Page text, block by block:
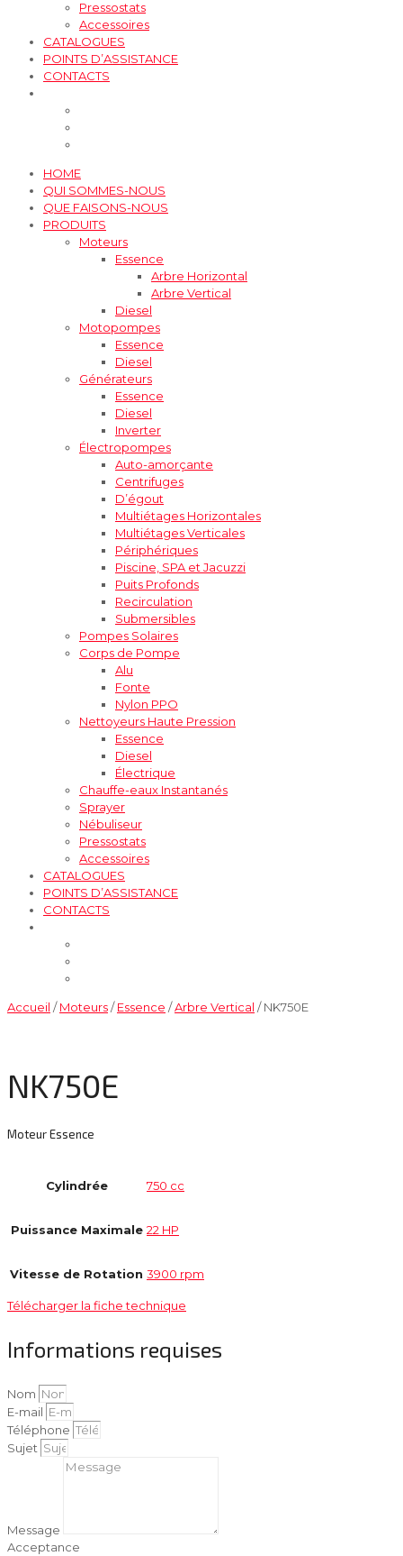
Pressostats
Accessoires
CATALOGUES
POINTS D’ASSISTANCE
CONTACTS
HOME
QUI SOMMES-NOUS
QUE FAISONS-NOUS
PRODUITS
Moteurs
Essence
Arbre Horizontal
Arbre Vertical
Diesel
Motopompes
Essence
Diesel
Générateurs
Essence
Diesel
Inverter
Électropompes
Auto-amorçante
Centrifuges
D’égout
Multiétages Horizontales
Multiétages Verticales
Périphériques
Piscine, SPA et Jacuzzi
Puits Profonds
Recirculation
Submersibles
Pompes Solaires
Corps de Pompe
Alu
Fonte
Nylon PPO
Nettoyeurs Haute Pression
Essence
Diesel
Électrique
Chauffe-eaux Instantanés
Sprayer
Nébuliseur
Pressostats
Accessoires
CATALOGUES
POINTS D’ASSISTANCE
CONTACTS
Accueil /Moteurs/Essence /Arbre Vertical / NK750E
NK750E
Moteur Essence
Cylindrée 750 cc
Puissance Maximale 22 HP
Vitesse de Rotation 3900 rpm
Télécharger la fiche technique
Informations requises
Nom
E-mail
Téléphone
Sujet
Message
Acceptance